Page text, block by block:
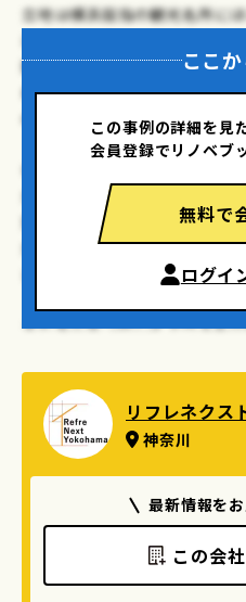
立地は横浜屈指の観光名所に
開放感‥‥そんなロケーショ
れるマンションの一室を、新
の間取りと装い〟にフルリノ
た壁を取り除くことで〝大空
実現。改修後の個室は主寝室
たが、この子ども部屋はいず
またキッチンのレイアウトも
ちり行っています。
装いは、シンプルながらも無
さ〟を狙って計画。リビング
タイル、廊下の一角にはアク
の遊び心を感じられる空間に
ここ
この事例の詳細を見
会員登録でリノベブ
無料で
ログイ
リフレネクス
神奈川
最新情報を
この会